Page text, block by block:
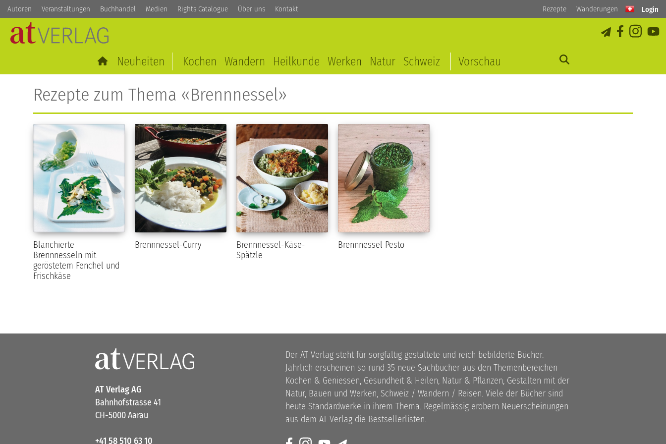
Autoren Veranstaltungen Buchhandel Medien Rights Catalogue Über uns Kontakt Rezepte Wanderungen Login
Neuheiten Kochen Wandern Heilkunde Werken Natur Schweiz Vorschau
Rezepte zum Thema «Brennnessel»
Blanchierte
Brennnesseln mit
geröstetem Fenchel und
Frischkäse
Brennnessel-Curry
Brennnessel-Käse-
Spätzle
Brennnessel Pesto
AT Verlag AG
Bahnhofstrasse 41
CH-5000 Aarau
+41 58 510 63 10
Der AT Verlag steht für sorgfältig gestaltete und reich bebilderte Bücher.
Jährlich erscheinen so rund 35 neue Sachbücher aus den Themenbereichen
Kochen & Geniessen, Gesundheit & Heilen, Natur & Pflanzen, Gestalten mit der
Natur, Bauen und Werken, Schweiz / Wandern / Reisen. Viele der Bücher sind
heute Standardwerke in ihrem Thema. Regelmässig erobern Neuerscheinungen
aus dem AT Verlag die Bestsellerlisten.